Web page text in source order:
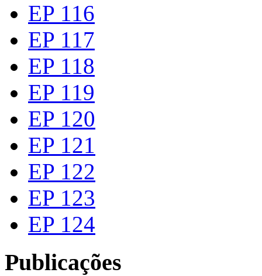
EP 116
EP 117
EP 118
EP 119
EP 120
EP 121
EP 122
EP 123
EP 124
Publicações